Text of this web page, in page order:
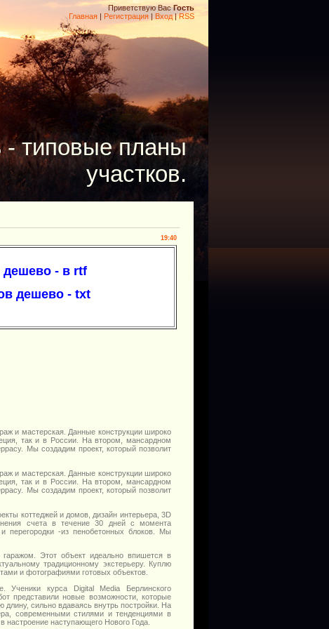
Приветствую Вас Гость
Главная | Регистрация | Вход|RSS
- типовые планы
участков.
19:40
- в rtf
дешево - txt
и мастерская. Данные конструкции широко
так и в России. На втором, мансардном
Мы создадим проект, который позволит
и мастерская. Данные конструкции широко
так и в России. На втором, мансардном
Мы создадим проект, который позволит
коттеджей и домов, дизайн интерьера, 3D
счета в течение 30 дней с момента
перегородки -из пенобетонных блоков. Мы
Этот объект идеально впишется в
традиционному экстерьеру. Куплю
и фотографиями готовых объектов.
Ученики курса Digital Media Берлинского
представили новые возможности, которые
сильно вдаваясь внутрь постройки. На
современными стилями и тенденциями в
наступающего Нового Года.